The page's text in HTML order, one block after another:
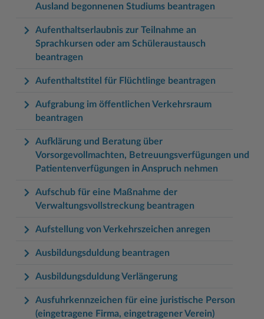
Ausland begonnenen Studiums beantragen
Aufenthaltserlaubnis zur Teilnahme an
Sprachkursen oder am Schüleraustausch
beantragen
Aufenthaltstitel für Flüchtlinge beantragen
Aufgrabung im öffentlichen Verkehrsraum
beantragen
Aufklärung und Beratung über
Vorsorgevollmachten, Betreuungsverfügungen und
Patientenverfügungen in Anspruch nehmen
Aufschub für eine Maßnahme der
Verwaltungsvollstreckung beantragen
Aufstellung von Verkehrszeichen anregen
Ausbildungsduldung beantragen
Ausbildungsduldung Verlängerung
Ausfuhrkennzeichen für eine juristische Person
(eingetragene Firma, eingetragener Verein)